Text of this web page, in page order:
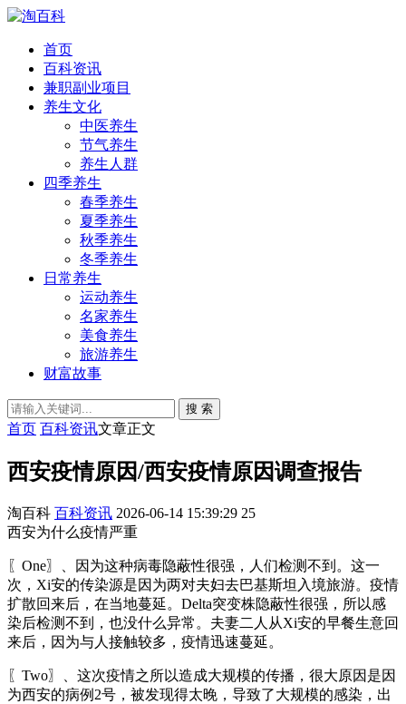
首页
百科资讯
兼职副业项目
养生文化
中医养生
节气养生
养生人群
四季养生
春季养生
夏季养生
秋季养生
冬季养生
日常养生
运动养生
名家养生
美食养生
旅游养生
财富故事
搜 索
首页 百科资讯文章正文
西安疫情原因/西安疫情原因调查报告
淘百科 百科资讯 2026-06-14 15:39:29 25
西安为什么疫情严重
〖One〗、因为这种病毒隐蔽性很强，人们检测不到。这一
次，Xi安的传染源是因为两对夫妇去巴基斯坦入境旅游。疫情
扩散回来后，在当地蔓延。Delta突变株隐蔽性很强，所以感
染后检测不到，也没什么异常。夫妻二人从Xi安的早餐生意回
来后，因为与人接触较多，疫情迅速蔓延。
〖Two〗、这次疫情之所以造成大规模的传播，很大原因是因
为西安的病例2号，被发现得太晚，导致了大规模的感染，出